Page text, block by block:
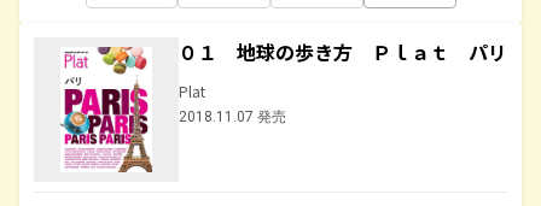
０１ 地球の歩き方 Ｐｌａｔ パリ
Plat
2018.11.07 発売